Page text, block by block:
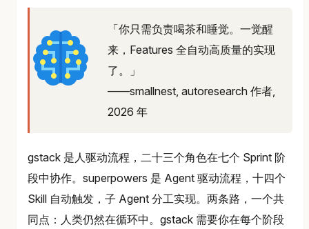
「你只需负责喝茶和睡觉。一觉醒
来，Features 全自动高质量的实现
了。」
——smallnest, autoresearch 作者,
2026 年
gstack 是人驱动流程，二十三个角色在七个 Sprint 阶
段中协作。superpowers 是 Agent 驱动流程，十四个
Skill 自动触发，子 Agent 分工实现。两条路，一个共
同点：人类仍然在循环中。gstack 需要你在每个阶段